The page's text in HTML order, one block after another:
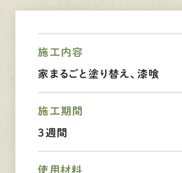
Webお問
施工内容
家まるごと塗り替え、漆喰
施工期間
3週間
使用材料